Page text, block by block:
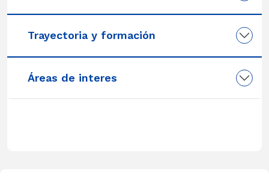
Trayectoria y formación
Áreas de interes